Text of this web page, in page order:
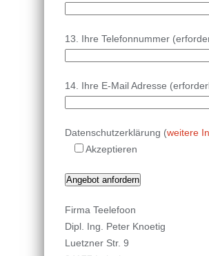
13. Ihre Telefonnummer
14. Ihre E-Mail Adresse
Datenschutzerklärung (weitere
Akzeptieren
Firma Teelefoon
Dipl. Ing. Peter Knoetig
Luetzner Str. 9